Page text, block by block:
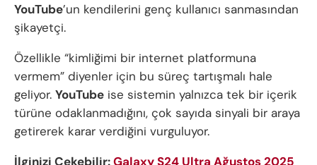
YouTube’un kendilerini genç kullanıcı sanmasından
şikayetçi.
Özellikle “kimliğimi bir internet platformuna
vermem” diyenler için bu süreç tartışmalı hale
geliyor. YouTube ise sistemin yalnızca tek bir içerik
türüne odaklanmadığını, çok sayıda sinyali bir araya
getirerek karar verdiğini vurguluyor.
İlginizi Çekebilir:Galaxy S24 Ultra Ağustos 2025